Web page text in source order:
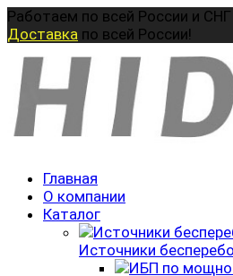
Перейти
к
Работаем по всей России и СНГ
Доставка по всей России!
Главная
О компании
Каталог
Источники